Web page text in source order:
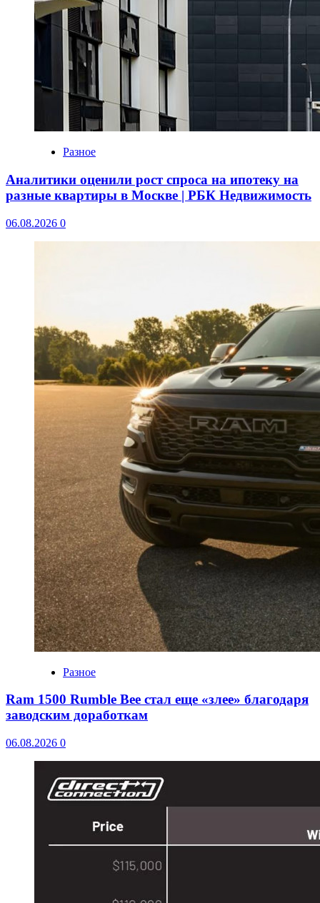
Разное
Аналитики оценили рост спроса на ипотеку на
разные квартиры в Москве | РБК Недвижимость
06.08.2026 0
Разное
Ram 1500 Rumble Bee стал еще «злее» благодаря
заводским доработкам
06.08.2026 0